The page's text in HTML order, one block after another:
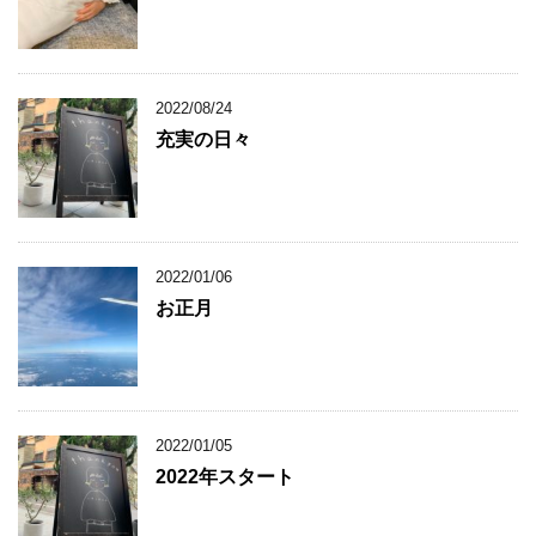
2022/08/24
充実の日々
2022/01/06
お正月
2022/01/05
2022年スタート